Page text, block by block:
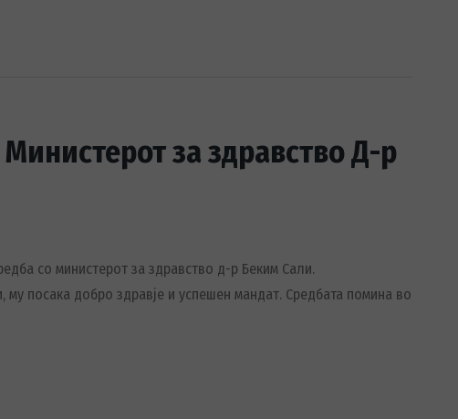
за здравство Д-р
со министерот за здравство д-р Беким Сали.
посака добро здравје и успешен мандат. Срeдбата помина во